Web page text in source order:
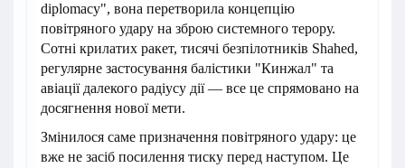
diplomacy", вона перетворила концепцію
повітряного удару на зброю системного терору.
Сотні крилатих ракет, тисячі безпілотників Shahed,
регулярне застосування балістики "Кинжал" та
авіації далекого радіусу дії — все це спрямовано на
досягнення нової мети.
Змінилося саме призначення повітряного удару: це
вже не засіб посилення тиску перед наступом. Це